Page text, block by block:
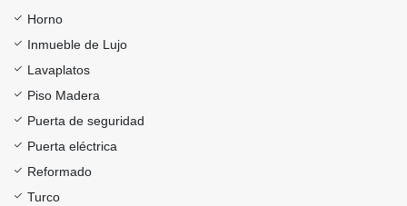
Horno
Inmueble de Lujo
Lavaplatos
Piso Madera
Puerta de seguridad
Puerta eléctrica
Reformado
Turco